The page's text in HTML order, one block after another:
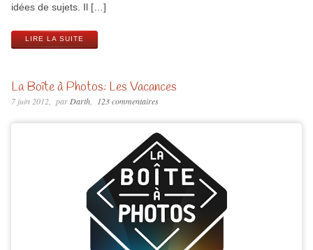
idées de sujets. Il […]
LIRE LA SUITE
La Boîte à Photos: Les Vacances
7 juin 2012 par Darth 123 commentaires